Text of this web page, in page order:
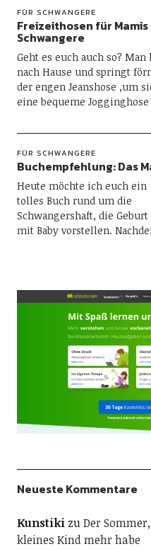
FÜR SCHWANGERE
Freizeithosen für Mamis
Schwangere
Geht es euch auch so?
nach Hause und springt
der engen Jeanshose ,um
eine bequeme
FÜR SCHWANGERE
Buchempfehlung: Das
Heute möchte ich euch ein
tolles Buch rund um die
Schwangershaft, die
mit Baby vorstellen.
Neueste Kommentare
KunstikizuDer
kleines Kind mehr habe